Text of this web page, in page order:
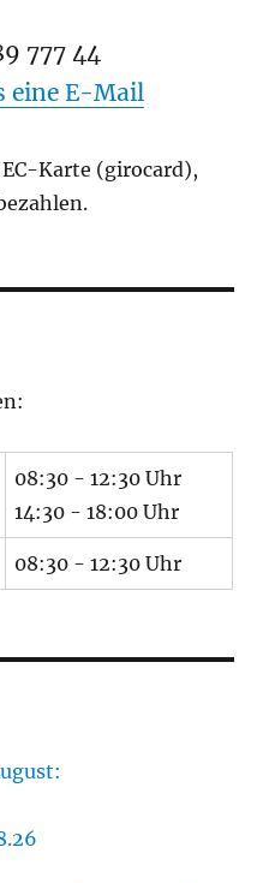
777 44
eine E-Mail
Karte (girocard),
08:30 - 12:30 Uhr
14:30 - 18:00 Uhr
08:30 - 12:30 Uhr